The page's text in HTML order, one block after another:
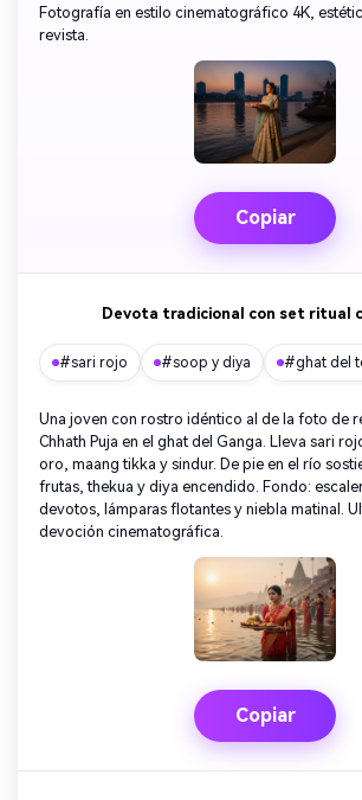
Fotografía en estilo cinematográfico 4K,
revista.
Copiar
Devota tradicional con set ritual
#sari rojo #soop y diya #ghat del
Una joven con rostro idéntico al de la foto de
Chhath Puja en el ghat del Ganga. Lleva sari
oro, maang tikka y sindur. De pie en el río
frutas, thekua y diya encendido. Fondo:
devotos, lámparas flotantes y niebla matinal.
devoción cinematográfica.
Copiar